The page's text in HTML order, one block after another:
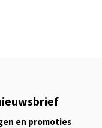
en promoties